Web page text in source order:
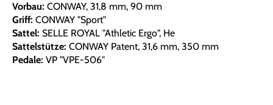
Vorbau: CONWAY, 31,8 mm, 90 mm
Griff: CONWAY "Sport"
Sattel: SELLE ROYAL "Athletic Ergo", He
Sattelstütze: CONWAY Patent, 31,6 mm, 350 mm
Pedale: VP "VPE-506"